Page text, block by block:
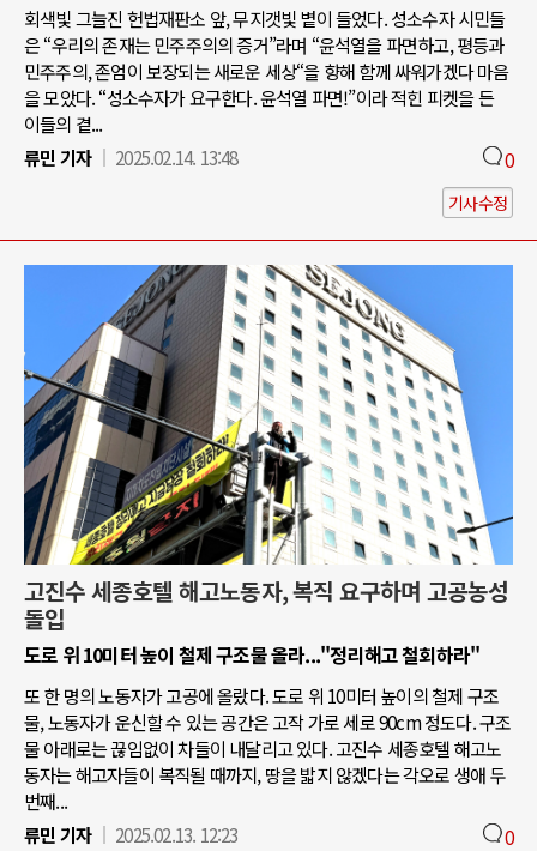
회색빛 그늘진 헌법재판소 앞, 무지갯빛 볕이 들었다. 성소수자 시민들
은 “우리의 존재는 민주주의의 증거”라며 “윤석열을 파면하고, 평등과
민주주의, 존엄이 보장되는 새로운 세상“을 향해 함께 싸워가겠다 마음
을 모았다. “성소수자가 요구한다. 윤석열 파면!”이라 적힌 피켓을 든
이들의 곁...
류민 기자
2025.02.14. 13:48 0
기사수정
고진수 세종호텔 해고노동자, 복직 요구하며 고공농성
돌입
도로 위 10미터 높이 철제 구조물 올라..."정리해고 철회하라"
또 한 명의 노동자가 고공에 올랐다. 도로 위 10미터 높이의 철제 구조
물, 노동자가 운신할 수 있는 공간은 고작 가로 세로 90cm 정도다. 구조
물 아래로는 끊임없이 차들이 내달리고 있다. 고진수 세종호텔 해고노
동자는 해고자들이 복직될 때까지, 땅을 밟지 않겠다는 각오로 생애 두
번째...
류민 기자
2025.02.13. 12:23 0